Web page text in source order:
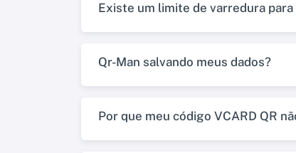
Existe um limite de varredura
Qr-Man salvando meus dados?
Por que meu código VCARD QR